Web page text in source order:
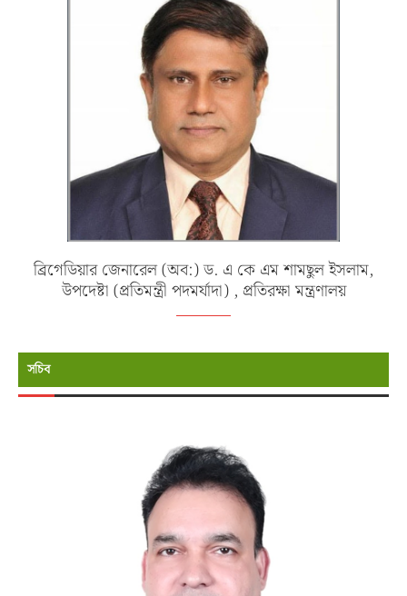
ব্রিগেডিয়ার জেনারেল (অব:) ড. এ কে এম শামছুল ইসলাম,
উপদেষ্টা (প্রতিমন্ত্রী পদমর্যাদা) , প্রতিরক্ষা মন্ত্রণালয়
সচিব